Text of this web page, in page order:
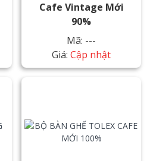
Cafe Vintage Mới
90%
Mã: ---
Giá: Cập nhật